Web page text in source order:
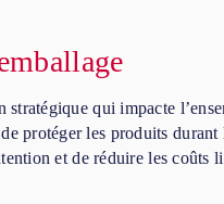
stratégique qui impacte
protéger les produits
et de réduire les coûts